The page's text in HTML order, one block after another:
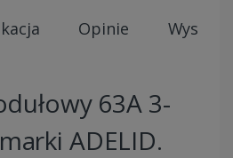
Opinie Wysyłki
63A 3-
ADELID.